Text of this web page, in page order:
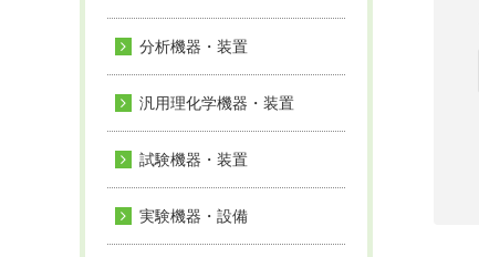
分析機器・装置
汎用理化学機器・装置
試験機器・装置
実験機器・設備